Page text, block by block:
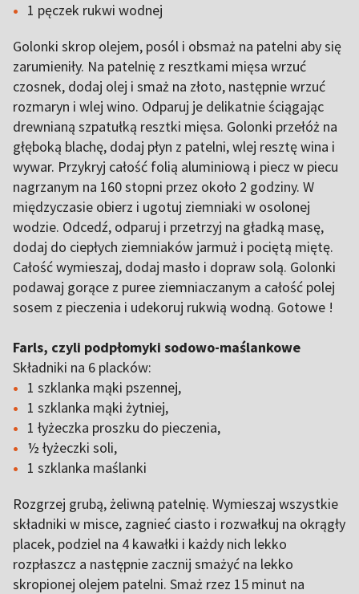
1 pęczek rukwi wodnej
Golonki skrop olejem, posól i obsmaż na patelni aby się
zarumieniły. Na patelnię z resztkami mięsa wrzuć
czosnek, dodaj olej i smaż na złoto, następnie wrzuć
rozmaryn i wlej wino. Odparuj je delikatnie ściągając
drewnianą szpatułką resztki mięsa. Golonki przełóż na
głęboką blachę, dodaj płyn z patelni, wlej resztę wina i
wywar. Przykryj całość folią aluminiową i piecz w piecu
nagrzanym na 160 stopni przez około 2 godziny. W
międzyczasie obierz i ugotuj ziemniaki w osolonej
wodzie. Odcedź, odparuj i przetrzyj na gładką masę,
dodaj do ciepłych ziemniaków jarmuż i pociętą miętę.
Całość wymieszaj, dodaj masło i dopraw solą. Golonki
podawaj gorące z puree ziemniaczanym a całość polej
sosem z pieczenia i udekoruj rukwią wodną. Gotowe !
Farls, czyli podpłomyki sodowo-maślankowe
Składniki na 6 placków:
1 szklanka mąki pszennej,
1 szklanka mąki żytniej,
1 łyżeczka proszku do pieczenia,
½ łyżeczki soli,
1 szklanka maślanki
Rozgrzej grubą, żeliwną patelnię. Wymieszaj wszystkie
składniki w misce, zagnieć ciasto i rozwałkuj na okrągły
placek, podziel na 4 kawałki i każdy nich lekko
rozpłaszcz a następnie zacznij smażyć na lekko
skropionej olejem patelni. Smaż rzez 15 minut na